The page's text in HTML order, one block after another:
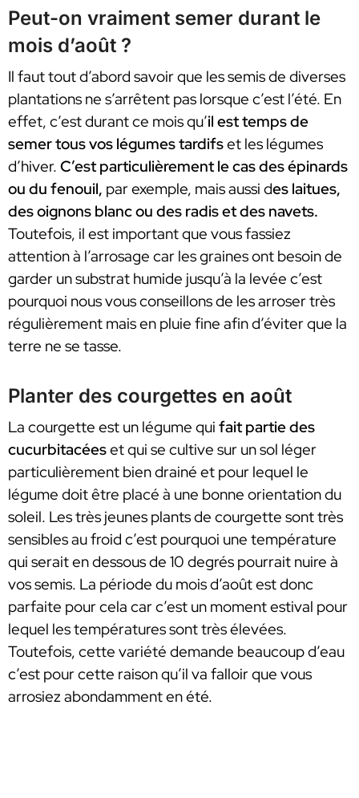
Peut-on vraiment semer durant le
mois d’août ?
Il faut tout d’abord savoir que les semis de diverses
plantations ne s’arrêtent pas lorsque c’est l’été. En
effet, c’est durant ce mois qu’il est temps de
semer tous vos légumes tardifset les légumes
d’hiver. C’est particulièrement le cas des épinards
ou du fenouil, par exemple, mais aussi des laitues,
des oignons blanc ou des radis et des navets.
Toutefois, il est important que vous fassiez
attention à l’arrosage car les graines ont besoin de
garder un substrat humide jusqu’à la levée c’est
pourquoi nous vous conseillons de les arroser très
régulièrement mais en pluie fine afin d’éviter que la
terre ne se tasse.
Planter des courgettes en août
La courgette est un légume qui fait partie des
cucurbitacéeset qui se cultive sur un sol léger
particulièrement bien drainé et pour lequel le
légume doit être placé à une bonne orientation du
soleil. Les très jeunes plants de courgette sont très
sensibles au froid c’est pourquoi une température
qui serait en dessous de 10 degrés pourrait nuire à
vos semis. La période du mois d’août est donc
parfaite pour cela car c’est un moment estival pour
lequel les températures sont très élevées.
Toutefois, cette variété demande beaucoup d’eau
c’est pour cette raison qu’il va falloir que vous
arrosiez abondamment en été.